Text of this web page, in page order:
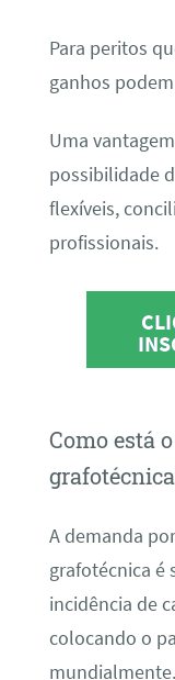
Para peritos
ganhos
Uma
possibilidade
flexíveis,
profissionais.
Como está
A demanda
grafotécnica é
incidência de
colocando o
mundialmente.